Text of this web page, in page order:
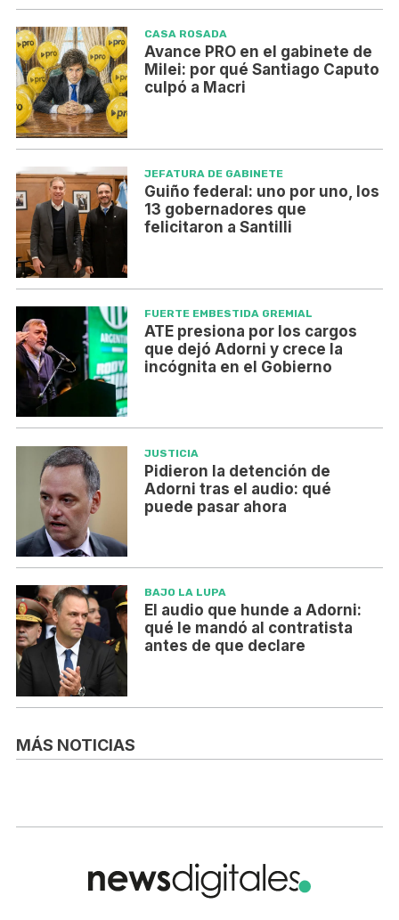
CASA ROSADA
Avance PRO en el gabinete de
Milei: por qué Santiago Caputo
culpó a Macri
JEFATURA DE GABINETE
Guiño federal: uno por uno, los
13 gobernadores que
felicitaron a Santilli
FUERTE EMBESTIDA GREMIAL
ATE presiona por los cargos
que dejó Adorni y crece la
incógnita en el Gobierno
JUSTICIA
Pidieron la detención de
Adorni tras el audio: qué
puede pasar ahora
BAJO LA LUPA
El audio que hunde a Adorni:
qué le mandó al contratista
antes de que declare
MÁS NOTICIAS